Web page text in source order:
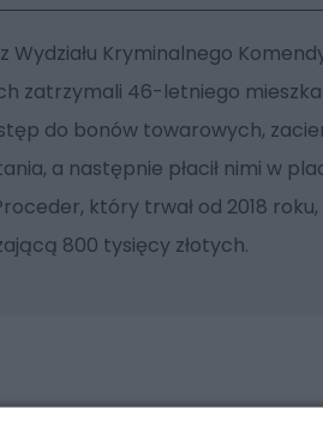
Wydziału Kryminalnego
zatrzymali 46-letniego
do bonów towarowych,
a następnie płacił nimi w
który trwał od 2018
800 tysięcy złotych.